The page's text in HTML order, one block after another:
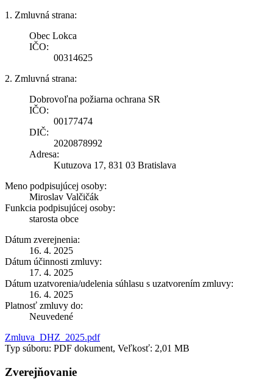
1. Zmluvná strana:
Obec Lokca
IČO:
00314625
2. Zmluvná strana:
Dobrovoľna požiarna ochrana SR
IČO:
00177474
DIČ:
2020878992
Adresa:
Kutuzova 17, 831 03 Bratislava
Meno podpisujúcej osoby:
Miroslav Valčičák
Funkcia podpisujúcej osoby:
starosta obce
Dátum zverejnenia:
16. 4. 2025
Dátum účinnosti zmluvy:
17. 4. 2025
Dátum uzatvorenia/udelenia súhlasu s uzatvorením zmluvy:
16. 4. 2025
Platnosť zmluvy do:
Neuvedené
Zmluva_DHZ_2025.pdf
Typ súboru: PDF dokument, Veľkosť: 2,01 MB
Zverejňovanie